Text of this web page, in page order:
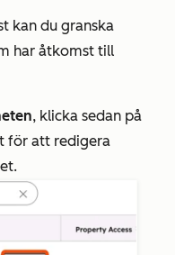
kan du granska
har åtkomst till
, klicka sedan på
för att redigera